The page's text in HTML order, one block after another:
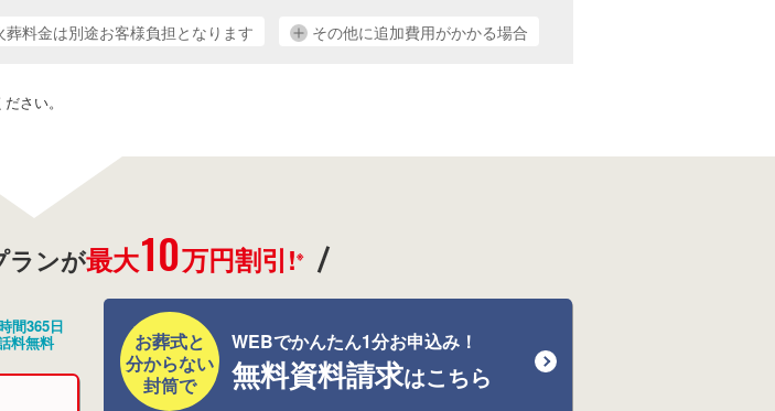
葬料金は別途お客様負担となります その他に追加費用がかかる場合
さい。
ランが最大10万円割引!※
間365日
料無料
お葬式と
分からない
封筒で
WEBでかんたん1分お申込み！
無料資料請求はこちら